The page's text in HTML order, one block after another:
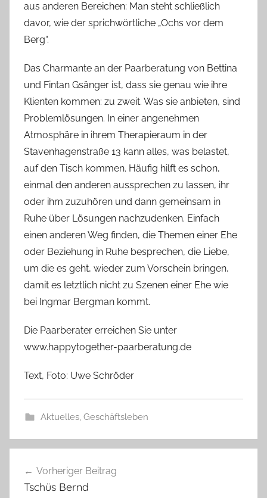
aus anderen Bereichen: Man steht schließlich
davor, wie der sprichwörtliche „Ochs vor dem
Berg“.
Das Charmante an der Paarberatung von Bettina
und Fintan Gsänger ist, dass sie genau wie ihre
Klienten kommen: zu zweit. Was sie anbieten, sind
Problemlösungen. In einer angenehmen
Atmosphäre in ihrem Therapieraum in der
Stavenhagenstraße 13 kann alles, was belastet,
auf den Tisch kommen. Häufig hilft es schon,
einmal den anderen aussprechen zu lassen, ihr
oder ihm zuzuhören und dann gemeinsam in
Ruhe über Lösungen nachzudenken. Einfach
einen anderen Weg finden, die Themen einer Ehe
oder Beziehung in Ruhe besprechen, die Liebe,
um die es geht, wieder zum Vorschein bringen,
damit es letztlich nicht zu Szenen einer Ehe wie
bei Ingmar Bergman kommt.
Die Paarberater erreichen Sie unter
www.happytogether-paarberatung.de
Text, Foto: Uwe Schröder
Aktuelles, Geschäftsleben
Vorheriger Beitrag
Tschüs Bernd